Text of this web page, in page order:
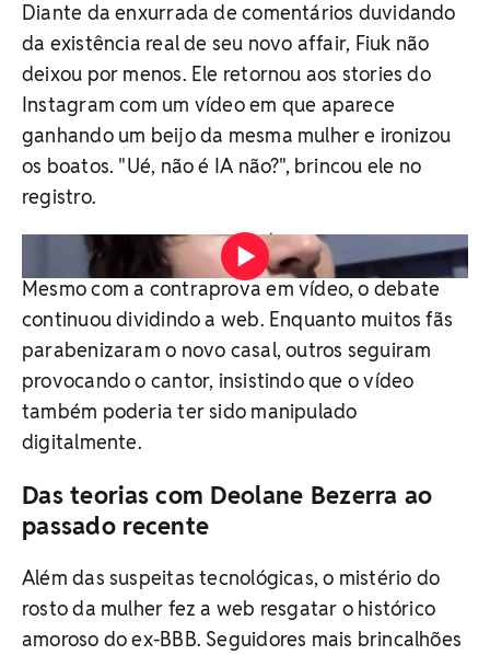
Diante da enxurrada de comentários duvidando
da existência real de seu novo affair, Fiuk não
deixou por menos. Ele retornou aos stories do
Instagram com um vídeo em que aparece
ganhando um beijo da mesma mulher e ironizou
os boatos. "Ué, não é IA não?", brincou ele no
registro.
Vídeo: Reprodução / Redes sociais
Mesmo com a contraprova em vídeo, o debate
continuou dividindo a web. Enquanto muitos fãs
parabenizaram o novo casal, outros seguiram
provocando o cantor, insistindo que o vídeo
também poderia ter sido manipulado
digitalmente.
Das teorias com Deolane Bezerra ao
passado recente
Além das suspeitas tecnológicas, o mistério do
rosto da mulher fez a web resgatar o histórico
amoroso do ex-BBB. Seguidores mais brincalhões